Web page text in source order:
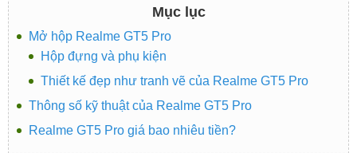
Mục lục
Mở hộp Realme GT5 Pro
Hộp đựng và phụ kiện
Thiết kế đẹp như tranh vẽ của Realme GT5 Pro
Thông số kỹ thuật của Realme GT5 Pro
Realme GT5 Pro giá bao nhiêu tiền?